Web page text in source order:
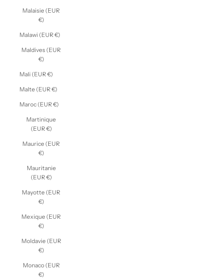
Malaisie (EUR
€)
Malawi (EUR €)
Maldives (EUR
€)
Mali (EUR €)
Malte (EUR €)
Maroc (EUR €)
Martinique
(EUR €)
Maurice (EUR
€)
Mauritanie
(EUR €)
Mayotte (EUR
€)
Mexique (EUR
€)
Moldavie (EUR
€)
Monaco (EUR
€)